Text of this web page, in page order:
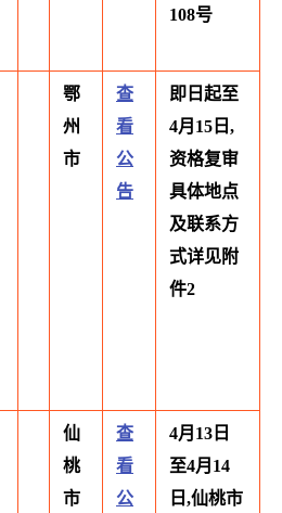
108号
鄂
州
市
查
看
公
告
即日起至
4月15日,
资格复审
具体地点
及联系方
式详见附
件2
仙
桃
市
查
看
公
4月13日
至4月14
日,仙桃市